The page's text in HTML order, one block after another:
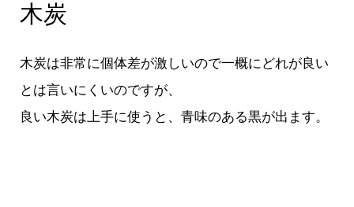
木炭
木炭は非常に個体差が激しいので一概にどれが良い
とは言いにくいのですが、
良い木炭は上手に使うと、青味のある黒が出ます。